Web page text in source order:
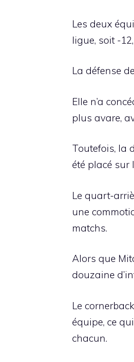
Les deux
ligue, soit -
La défense
Elle n’a
plus avare,
Toutefois, la
été placé sur
Le quart-
une
matchs.
Alors que
douzaine
Le
équipe, ce
chacun.